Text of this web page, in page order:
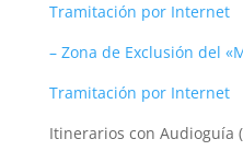
Tramitación por Internet
– Zona de Exclusión del
Tramitación por Internet
Itinerarios con Audioguía